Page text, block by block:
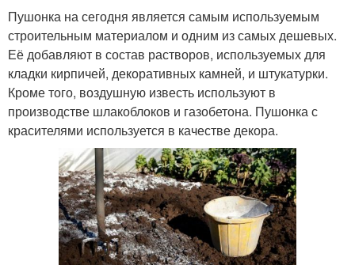
Пушонка на сегодня является самым используемым
строительным материалом и одним из самых дешевых.
Её добавляют в состав растворов, используемых для
кладки кирпичей, декоративных камней, и штукатурки.
Кроме того, воздушную известь используют в
производстве шлакоблоков и газобетона. Пушонка с
красителями используется в качестве декора.